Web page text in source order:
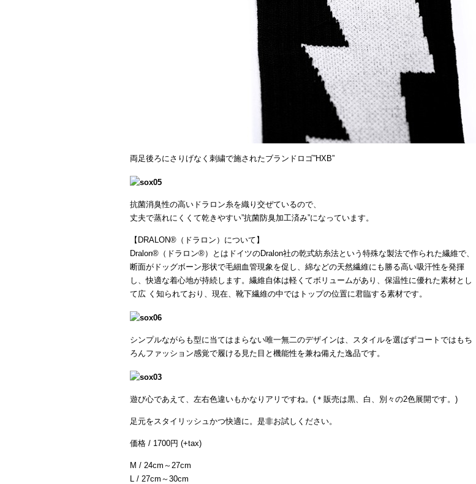
両足後ろにさりげなく刺繍で施されたブランドロゴ”HXB”
抗菌消臭性の高いドラロン糸を織り交ぜているので、
丈夫で蒸れにくくて乾きやすい”抗菌防臭加工済み”になっています。
【DRALON®（ドラロン）について】
Dralon®（ドラロン®）とはドイツのDralon社の乾式紡糸法という特殊な製法で作られた繊維で、
断面がドッグボーン形状で毛細血管現象を促し、綿などの天然繊維にも勝る高い吸汗性を発揮
し、快適な着心地が持続します。繊維自体は軽くてボリュームがあり、保温性に優れた素材とし
て広 く知られており、現在、靴下繊維の中ではトップの位置に君臨する素材です。
シンプルながらも型に当てはまらない唯一無二のデザインは、スタイルを選ばずコートではもち
ろんファッション感覚で履ける見た目と機能性を兼ね備えた逸品です。
遊び心であえて、左右色違いもかなりアリですね。(＊販売は黒、白、別々の2色展開です。)
足元をスタイリッシュかつ快適に。是非お試しください。
価格 / 1700円 (+tax)
M / 24cm～27cm
L / 27cm～30cm